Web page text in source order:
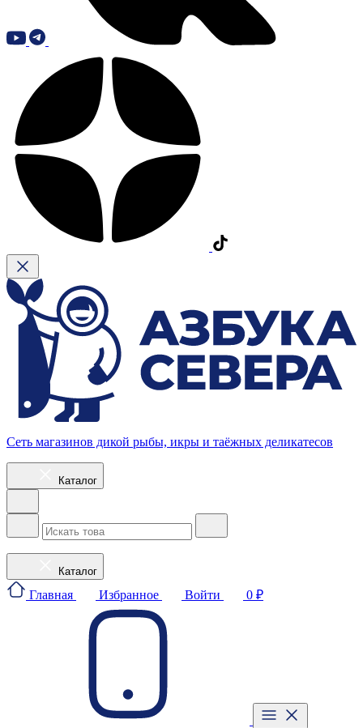
Сеть магазинов дикой рыбы, икры и таёжных деликатесов
Каталог
Каталог
Главная Избранное Войти 0 ₽